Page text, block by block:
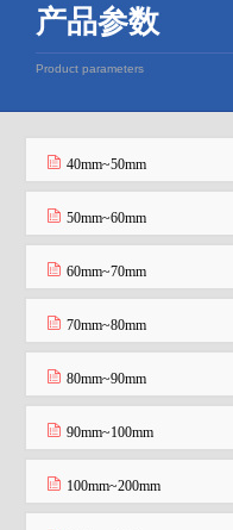
当
产品参数
Product parameters
40mm~50mm
50mm~60mm
60mm~70mm
70mm~80mm
80mm~90mm
90mm~100mm
100mm~200mm